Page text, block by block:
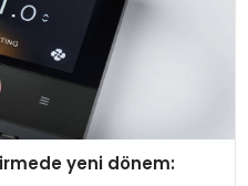
yeni dönem: